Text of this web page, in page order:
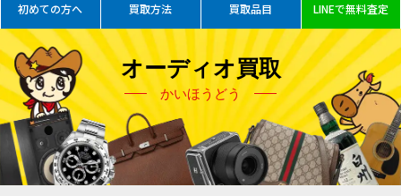
初めての方へ 買取方法 買取品目 LINEで無料査定
オーディオ買取
かいほうどう